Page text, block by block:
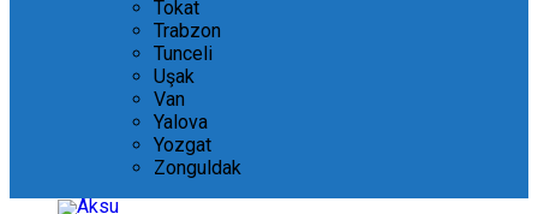
Tokat
Trabzon
Tunceli
Uşak
Van
Yalova
Yozgat
Zonguldak